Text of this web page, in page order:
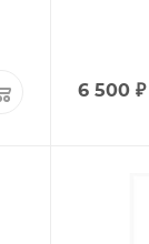
6 500₽